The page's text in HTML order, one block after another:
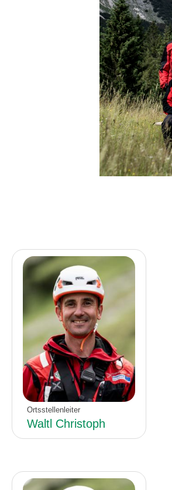
Ortsstellenleiter
Waltl Christoph